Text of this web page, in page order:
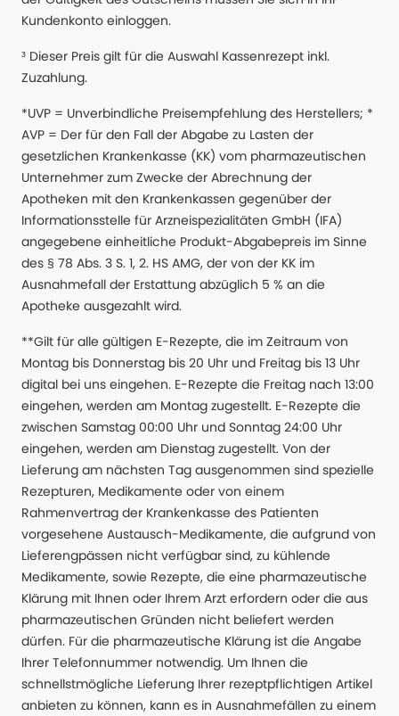
Kundenkonto einloggen.
³ Dieser Preis gilt für die Auswahl Kassenrezept inkl.
Zuzahlung.
*UVP = Unverbindliche Preisempfehlung des Herstellers; *
AVP = Der für den Fall der Abgabe zu Lasten der
gesetzlichen Krankenkasse (KK) vom pharmazeutischen
Unternehmer zum Zwecke der Abrechnung der
Apotheken mit den Krankenkassen gegenüber der
Informationsstelle für Arzneispezialitäten GmbH (IFA)
angegebene einheitliche Produkt-Abgabepreis im Sinne
des § 78 Abs. 3 S. 1, 2. HS AMG, der von der KK im
Ausnahmefall der Erstattung abzüglich 5 % an die
Apotheke ausgezahlt wird.
**Gilt für alle gültigen E-Rezepte, die im Zeitraum von
Montag bis Donnerstag bis 20 Uhr und Freitag bis 13 Uhr
digital bei uns eingehen. E-Rezepte die Freitag nach 13:00
eingehen, werden am Montag zugestellt. E-Rezepte die
zwischen Samstag 00:00 Uhr und Sonntag 24:00 Uhr
eingehen, werden am Dienstag zugestellt. Von der
Lieferung am nächsten Tag ausgenommen sind spezielle
Rezepturen, Medikamente oder von einem
Rahmenvertrag der Krankenkasse des Patienten
vorgesehene Austausch-Medikamente, die aufgrund von
Lieferengpässen nicht verfügbar sind, zu kühlende
Medikamente, sowie Rezepte, die eine pharmazeutische
Klärung mit Ihnen oder Ihrem Arzt erfordern oder die aus
pharmazeutischen Gründen nicht beliefert werden
dürfen. Für die pharmazeutische Klärung ist die Angabe
Ihrer Telefonnummer notwendig. Um Ihnen die
schnellstmögliche Lieferung Ihrer rezeptpflichtigen Artikel
anbieten zu können, kann es in Ausnahmefällen zu einem